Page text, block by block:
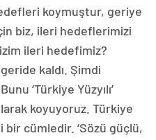
koymuştur, geriye
biz, ileri hedeflerimizi
ileri hedefimiz?
kaldı. Şimdi
‘Türkiye Yüzyılı’
koyuyoruz. Türkiye
bir cümledir. ‘Sözü güçlü,